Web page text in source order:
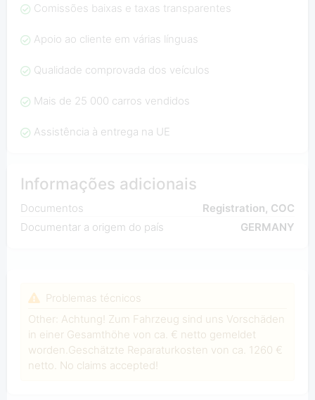
Comissões baixas e taxas transparentes
Apoio ao cliente em várias línguas
Qualidade comprovada dos veículos
Mais de 25 000 carros vendidos
Assistência à entrega na UE
Informações adicionais
Documentos
Registration, COC
Documentar a origem do país
GERMANY
Problemas técnicos
Other: Achtung! Zum Fahrzeug sind uns Vorschäden
in einer Gesamthöhe von ca. € netto gemeldet
worden.Geschätzte Reparaturkosten von ca. 1260 €
netto. No claims accepted!